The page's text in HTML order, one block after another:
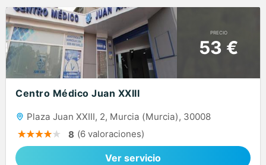
PRECIO
53 €
Centro Médico Juan XXIII
Plaza Juan XXIII, 2, Murcia (Murcia), 30008
8 (6 valoraciones)
Ver servicio